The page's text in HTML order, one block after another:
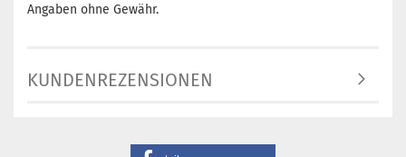
Angaben ohne Gewähr.
KUNDENREZENSIONEN